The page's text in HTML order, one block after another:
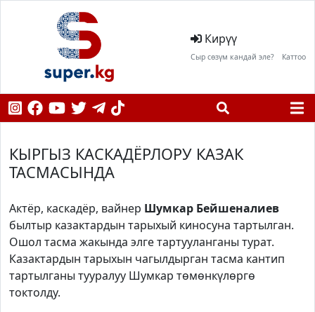
Кирүү
Сыр сөзүм кандай эле? Каттоо
КЫРГЫЗ КАСКАДЁРЛОРУ КАЗАК
ТАСМАСЫНДА
Актёр, каскадёр, вайнер Шумкар Бейшеналиев
былтыр казактардын тарыхый киносуна тартылган.
Ошол тасма жакында элге тартууланганы турат.
Казактардын тарыхын чагылдырган тасма кантип
тартылганы тууралуу Шумкар төмөнкүлөргө
токтолду.